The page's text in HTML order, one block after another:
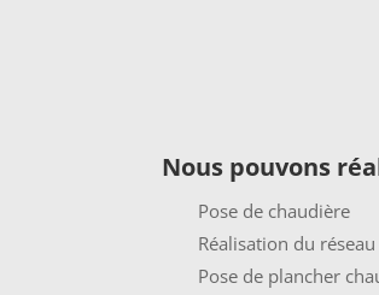
Nous pouvons
Pose de chaudière
Réalisation du
Pose de plancher